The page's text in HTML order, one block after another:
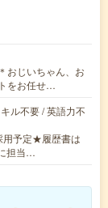
おじいちゃん、お
をお任せ…
ル不要 / 英語力不
用予定★履歴書は
担当…